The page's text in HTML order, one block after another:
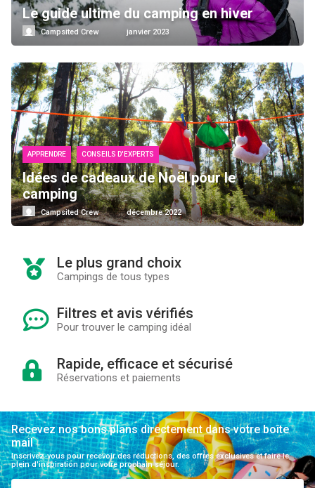
Le guide ultime du camping en hiver
Campsited Crew janvier 2023
APPRENDRE CONSEILS D'EXPERTS
Idées de cadeaux de Noël pour le
camping
Campsited Crew décembre 2022
Le plus grand choix
Campings de tous types
Filtres et avis vérifiés
Pour trouver le camping idéal
Rapide, efficace et sécurisé
Réservations et paiements
Recevez nos bons plans directement dans votre boîte
mail
Inscrivez-vous pour recevoir des réductions, des offres exclusives et faire le
plein d'inspiration pour votre prochain séjour.